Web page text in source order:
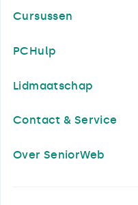
Cursussen
PCHulp
Lidmaatschap
Contact & Service
Over SeniorWeb